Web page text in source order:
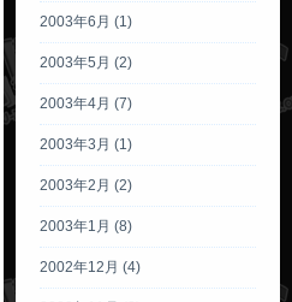
2003年6月 (1)
2003年5月 (2)
2003年4月 (7)
2003年3月 (1)
2003年2月 (2)
2003年1月 (8)
2002年12月 (4)